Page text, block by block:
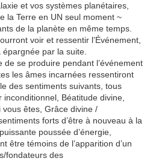
et vos systèmes planétaires,
la Terre en UN seul moment ~
de la planète en même temps.
voir et ressentir l’Événement,
par la suite.
de se produire pendant l’événement
les âmes incarnées ressentiront
des sentiments suivants, tous
Béatitude divine,
êtes, Grâce divine /
forts d’être à nouveau à la
poussée d’énergie,
être témoins de l’apparition d’un
fondateurs des